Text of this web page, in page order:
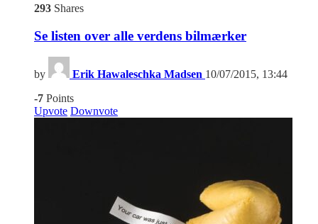
293 Shares
Se listen over alle verdens bilmærker
by Erik Hawaleschka Madsen 10/07/2015, 13:44
-7 Points
Upvote Downvote